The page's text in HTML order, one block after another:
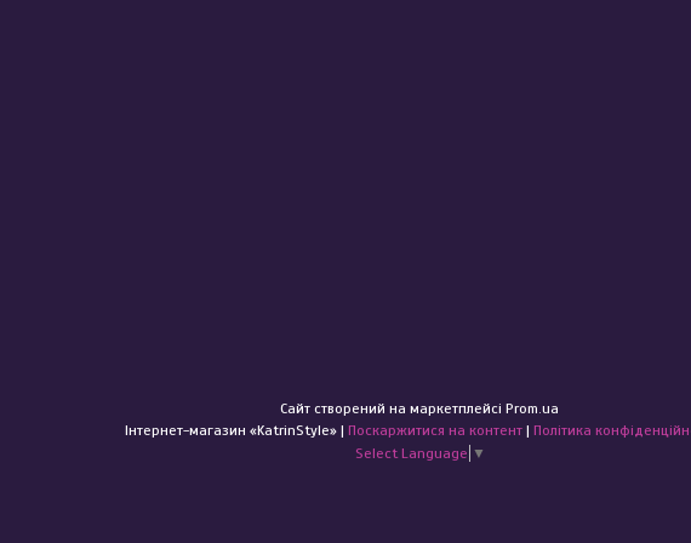
Сайт створений на маркетплейсі Prom.ua
Інтернет-магазин «KatrinStyle» | Поскаржитися на контент | Політика
Select Language ▼